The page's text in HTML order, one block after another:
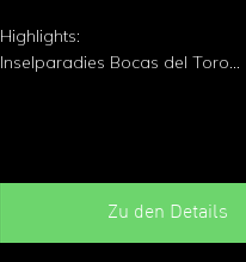
Highlights:
Inselparadies Bocas del Toro
Zu den Details